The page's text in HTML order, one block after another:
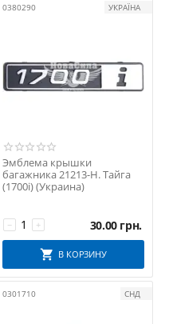
0380290 УКРАЇНА
Эмблема крышки
багажника 21213-Н. Тайга
(1700i) (Украина)
+
− 30.00 грн.
В КОРЗИНУ
0301710 СНД